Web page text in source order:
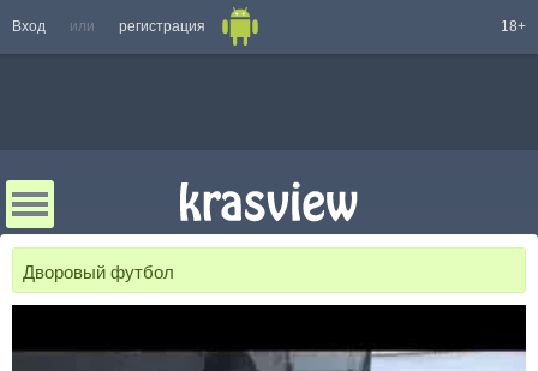
Вход или регистрация 18+
Дворовый футбол